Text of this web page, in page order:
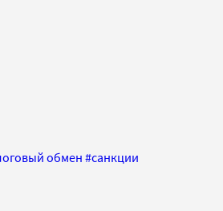
обмен #санкции